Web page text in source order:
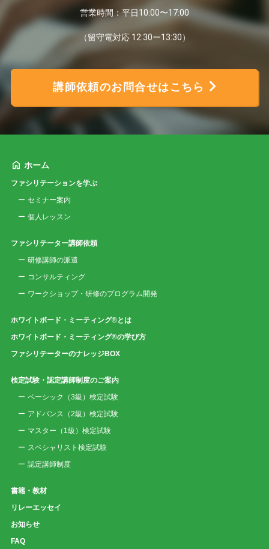
営業時間：平日10:00〜17:00
（留守電対応 12:30ー13:30）
講師依頼のお問合せはこちら
ホーム
ファシリテーションを学ぶ
セミナー案内
個人レッスン
ファシリテーター講師依頼
研修講師の派遣
コンサルティング
ワークショップ・研修のプログラム開発
ホワイトボード・ミーティング®とは
ホワイトボード・ミーティング®の学び方
ファシリテーターのナレッジBOX
検定試験・認定講師制度のご案内
ベーシック（3級）検定試験
アドバンス（2級）検定試験
マスター（1級）検定試験
スペシャリスト検定試験
認定講師制度
書籍・教材
リレーエッセイ
お知らせ
FAQ